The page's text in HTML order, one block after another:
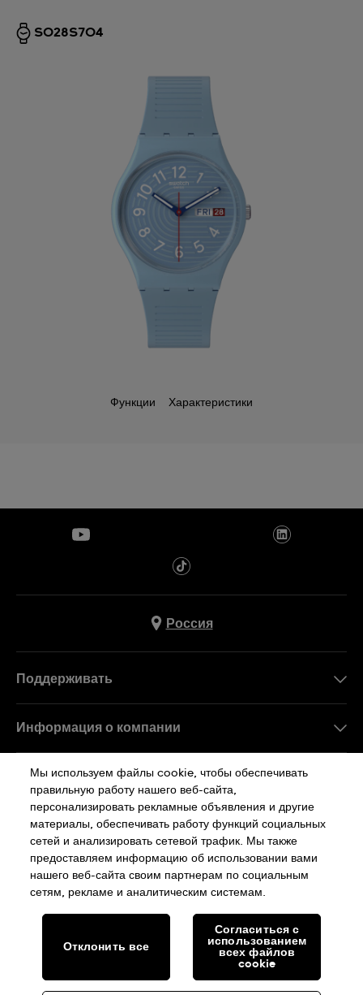
SO28S704
Функции Характеристики
Россия
Поддерживать
Информация о компании
Работа в Swatch
Sitemap
Политика Конфиденциальности
Cookie Notice Условия Использования
SWISS MADE
Мы используем файлы cookie, чтобы обеспечивать
правильную работу нашего веб-сайта,
персонализировать рекламные объявления и другие
материалы, обеспечивать работу функций социальных
сетей и анализировать сетевой трафик. Мы также
предоставляем информацию об использовании вами
нашего веб-сайта своим партнерам по социальным
сетям, рекламе и аналитическим системам.
Отклонить все
Согласиться с
использованием
всех файлов
cookie